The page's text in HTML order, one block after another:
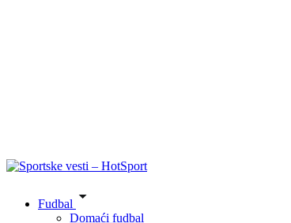
Fudbal
Domaći fudbal